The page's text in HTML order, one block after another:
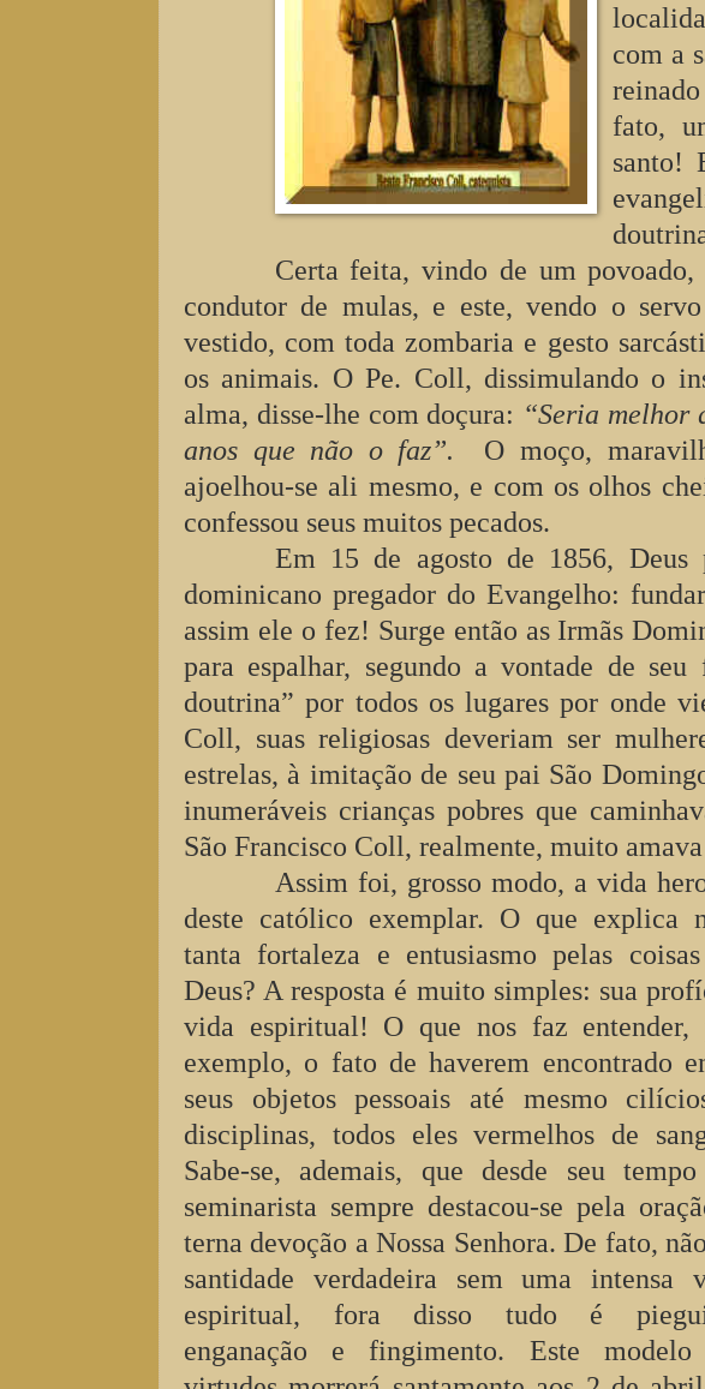
com a
fato,
santo!
Certa feita, vindo de um
condutor de mulas, e este, vendo o
vestido, com toda zombaria e gesto
os animais. O Pe. Coll, dissimulando o
alma, disse-lhe com doçura: “Seria melhor
anos que não o faz”.
O moço,
ajoelhou-se ali mesmo, e com os olhos
confessou seus muitos pecados.
Em 15 de agosto de 1856, Deus
dominicano pregador do Evangelho:
assim ele o fez! Surge então as Irmãs
para espalhar, segundo a vontade de
doutrina” por todos os lugares por onde
Coll, suas religiosas deveriam ser
estrelas, à imitação de seu pai São
inumeráveis crianças pobres que
São Francisco Coll, realmente, muito
Assim foi, grosso modo, a vida
deste católico exemplar. O que explica
tanta fortaleza e entusiasmo pelas
Deus? A resposta é muito simples: sua
vida espiritual! O que nos faz entender,
exemplo, o fato de haverem encontrado
seus objetos pessoais até mesmo
disciplinas, todos eles vermelhos de
Sabe-se, ademais, que desde seu
seminarista sempre destacou-se pela
terna devoção a Nossa Senhora. De fato,
santidade verdadeira sem uma intensa
espiritual, fora disso tudo é
enganação e fingimento. Este